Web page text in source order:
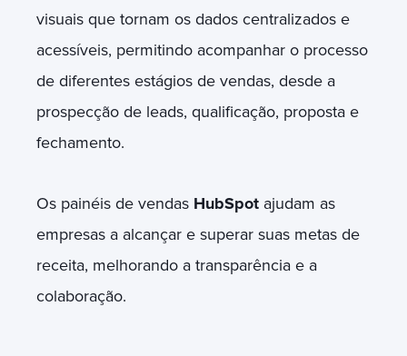
visuais que tornam os dados centralizados e
acessíveis, permitindo acompanhar o processo
de diferentes estágios de vendas, desde a
prospecção de leads, qualificação, proposta e
fechamento.
Os painéis de vendas HubSpot ajudam as
empresas a alcançar e superar suas metas de
receita, melhorando a transparência e a
colaboração.